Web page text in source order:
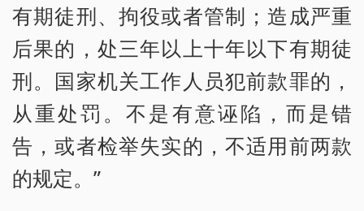
有期徒刑、拘役或者管制；造成严重
后果的，处三年以上十年以下有期徒
刑。国家机关工作人员犯前款罪的，
从重处罚。不是有意诬陷，而是错
告，或者检举失实的，不适用前两款
的规定。”